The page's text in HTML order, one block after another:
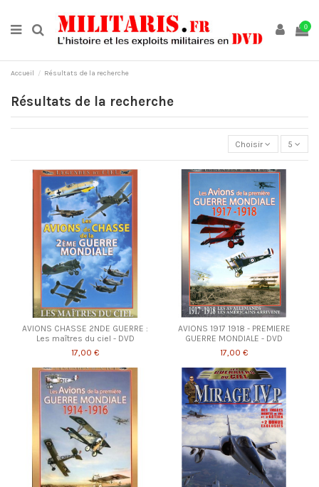
0
Accueil Résultats de la recherche
Résultats de la recherche
Choisir 5
AVIONS CHASSE 2NDE GUERRE :
Les maîtres du ciel - DVD
17,00 €
AVIONS 1917 1918 - PREMIERE
GUERRE MONDIALE - DVD
17,00 €